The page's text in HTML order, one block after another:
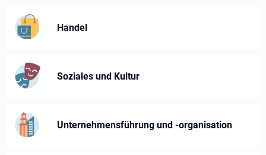
Handel
Soziales und Kultur
Unternehmensführung und -⁠organisation